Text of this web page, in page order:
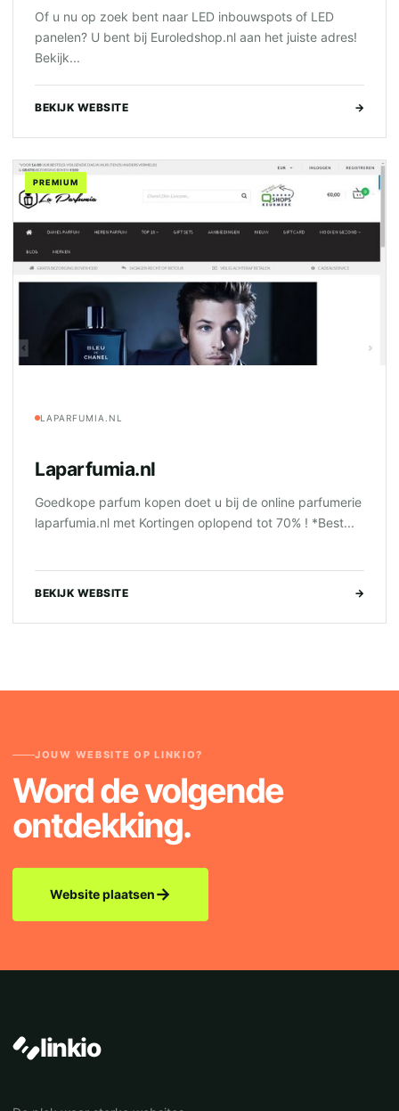
Of u nu op zoek bent naar LED inbouwspots of LED
panelen? U bent bij Euroledshop.nl aan het juiste adres!
Bekijk...
BEKIJK WEBSITE →
PREMIUM
LAPARFUMIA.NL
Laparfumia.nl
Goedkope parfum kopen doet u bij de online parfumerie
laparfumia.nl met Kortingen oplopend tot 70% ! *Best...
BEKIJK WEBSITE →
JOUW WEBSITE OP LINKIO?
Word de volgende
ontdekking.
Website plaatsen→
linkio